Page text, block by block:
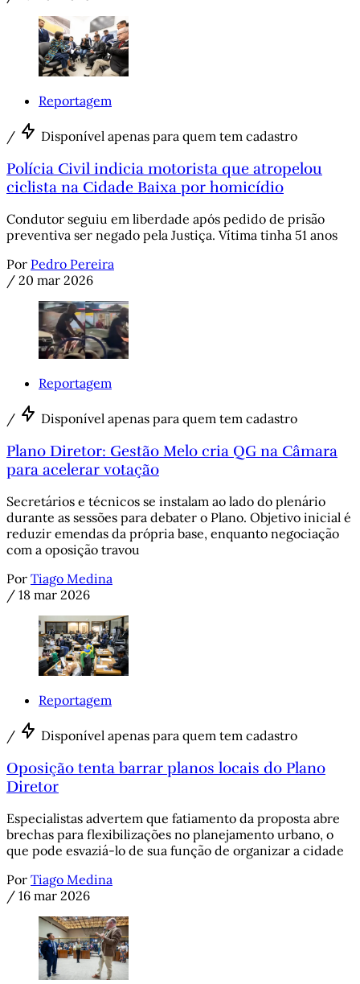
Reportagem
/ Disponível apenas para quem tem cadastro
Polícia Civil indicia motorista que atropelou
ciclista na Cidade Baixa por homicídio
Condutor seguiu em liberdade após pedido de prisão
preventiva ser negado pela Justiça. Vítima tinha 51 anos
Por Pedro Pereira
/ 20 mar 2026
Reportagem
/ Disponível apenas para quem tem cadastro
Plano Diretor: Gestão Melo cria QG na Câmara
para acelerar votação
Secretários e técnicos se instalam ao lado do plenário
durante as sessões para debater o Plano. Objetivo inicial é
reduzir emendas da própria base, enquanto negociação
com a oposição travou
Por Tiago Medina
/ 18 mar 2026
Reportagem
/ Disponível apenas para quem tem cadastro
Oposição tenta barrar planos locais do Plano
Diretor
Especialistas advertem que fatiamento da proposta abre
brechas para flexibilizações no planejamento urbano, o
que pode esvaziá-lo de sua função de organizar a cidade
Por Tiago Medina
/ 16 mar 2026